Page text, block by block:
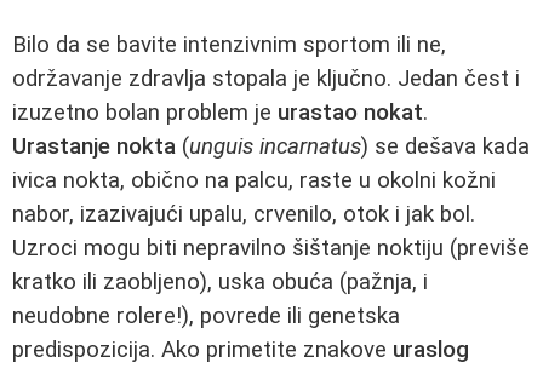
Bilo da se bavite intenzivnim sportom ili ne,
održavanje zdravlja stopala je ključno. Jedan čest i
izuzetno bolan problem je urastao nokat.
Urastanje nokta (unguis incarnatus) se dešava kada
ivica nokta, obično na palcu, raste u okolni kožni
nabor, izazivajući upalu, crvenilo, otok i jak bol.
Uzroci mogu biti nepravilno šištanje noktiju (previše
kratko ili zaobljeno), uska obuća (pažnja, i
neudobne rolere!), povrede ili genetska
predispozicija. Ako primetite znakove uraslog